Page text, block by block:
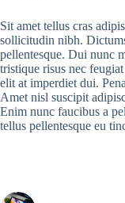
Sit amet tellus cras
sollicitudin nibh.
pellentesque. Dui nunc
tristique risus nec
elit at imperdiet dui.
Amet nisl suscipit
Enim nunc faucibus a
tellus pellentesque eu